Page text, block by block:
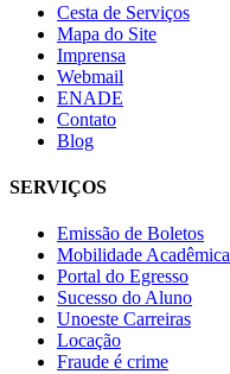
Cesta de Serviços
Mapa do Site
Imprensa
Webmail
ENADE
Contato
Blog
SERVIÇOS
Emissão de Boletos
Mobilidade Acadêmica
Portal do Egresso
Sucesso do Aluno
Unoeste Carreiras
Locação
Fraude é crime